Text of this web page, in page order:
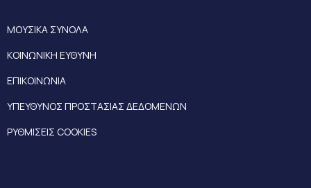
ΜΟΥΣΙΚΑ ΣΥΝΟΛΑ
ΚΟΙΝΩΝΙΚΗ ΕΥΘΥΝΗ
ΕΠΙΚΟΙΝΩΝΙΑ
ΥΠΕΥΘΥΝΟΣ ΠΡΟΣΤΑΣΙΑΣ ΔΕΔΟΜΕΝΩΝ
ΡΥΘΜΙΣΕΙΣ COOKIES